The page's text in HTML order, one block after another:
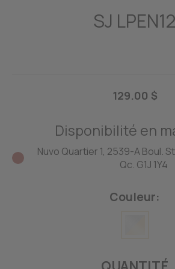
SJ LPEN12
129.00 $
Disponibilité en
Nuvo Quartier 1, 2539-A Boul.
Qc. G1J 1Y4
Couleur: